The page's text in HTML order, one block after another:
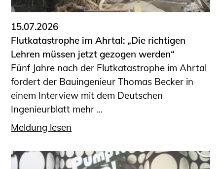
15.07.2026
Flutkatastrophe im Ahrtal: „Die richtigen
Lehren müssen jetzt gezogen werden“
Fünf Jahre nach der Flutkatastrophe im Ahrtal
fordert der Bauingenieur Thomas Becker in
einem Interview mit dem Deutschen
Ingenieurblatt mehr ...
Meldung lesen